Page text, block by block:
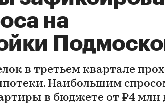
на
в третьем квартале
Наибольшим
в бюджете от ₽4 млн